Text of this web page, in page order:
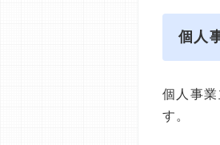
個人
個人事
す。